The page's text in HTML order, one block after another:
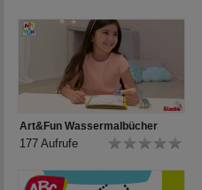
Art&Fun Wassermalbücher
177 Aufrufe